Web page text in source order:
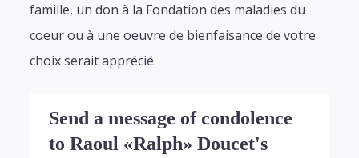
famille, un don à la Fondation des maladies du
coeur ou à une oeuvre de bienfaisance de votre
choix serait apprécié.
Send a message of condolence
to Raoul «Ralph» Doucet's